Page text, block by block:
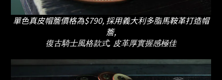
單色真皮帽簷價格為$790, 採用義大利多脂馬鞍革打造帽
簷,
復古騎士風格款式, 皮革厚實握感極佳